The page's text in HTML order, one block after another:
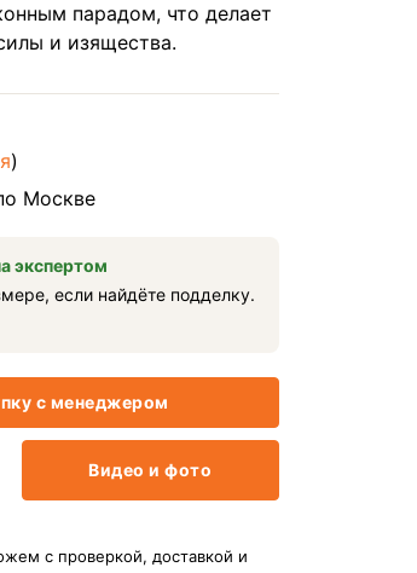
парадом, что делает
и изящества.
)
Москве
экспертом
если найдёте подделку.
с менеджером
Видео и фото
с проверкой, доставкой и